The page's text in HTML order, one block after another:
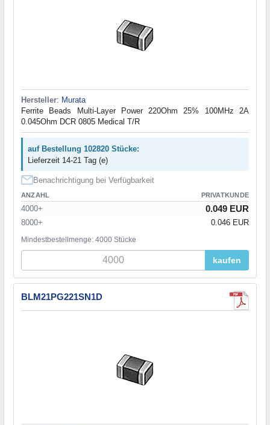
Hersteller: Murata
Ferrite Beads Multi-Layer Power 220Ohm 25% 100MHz 2A
0.045Ohm DCR 0805 Medical T/R
auf Bestellung 102820 Stücke:
Lieferzeit 14-21 Tag (e)
Benachrichtigung bei Verfügbarkeit
ANZAHL PRIVATKUNDE
4000+ 0.049 EUR
8000+ 0.046 EUR
Mindestbestellmenge: 4000 Stücke
kaufen
BLM21PG221SN1D